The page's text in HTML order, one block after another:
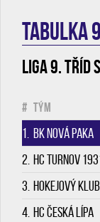
Liga 9. tříd
# Tým
1. BK Nová Paka
2. HC Turnov
3. Hokejový
4. HC Česká Lípa